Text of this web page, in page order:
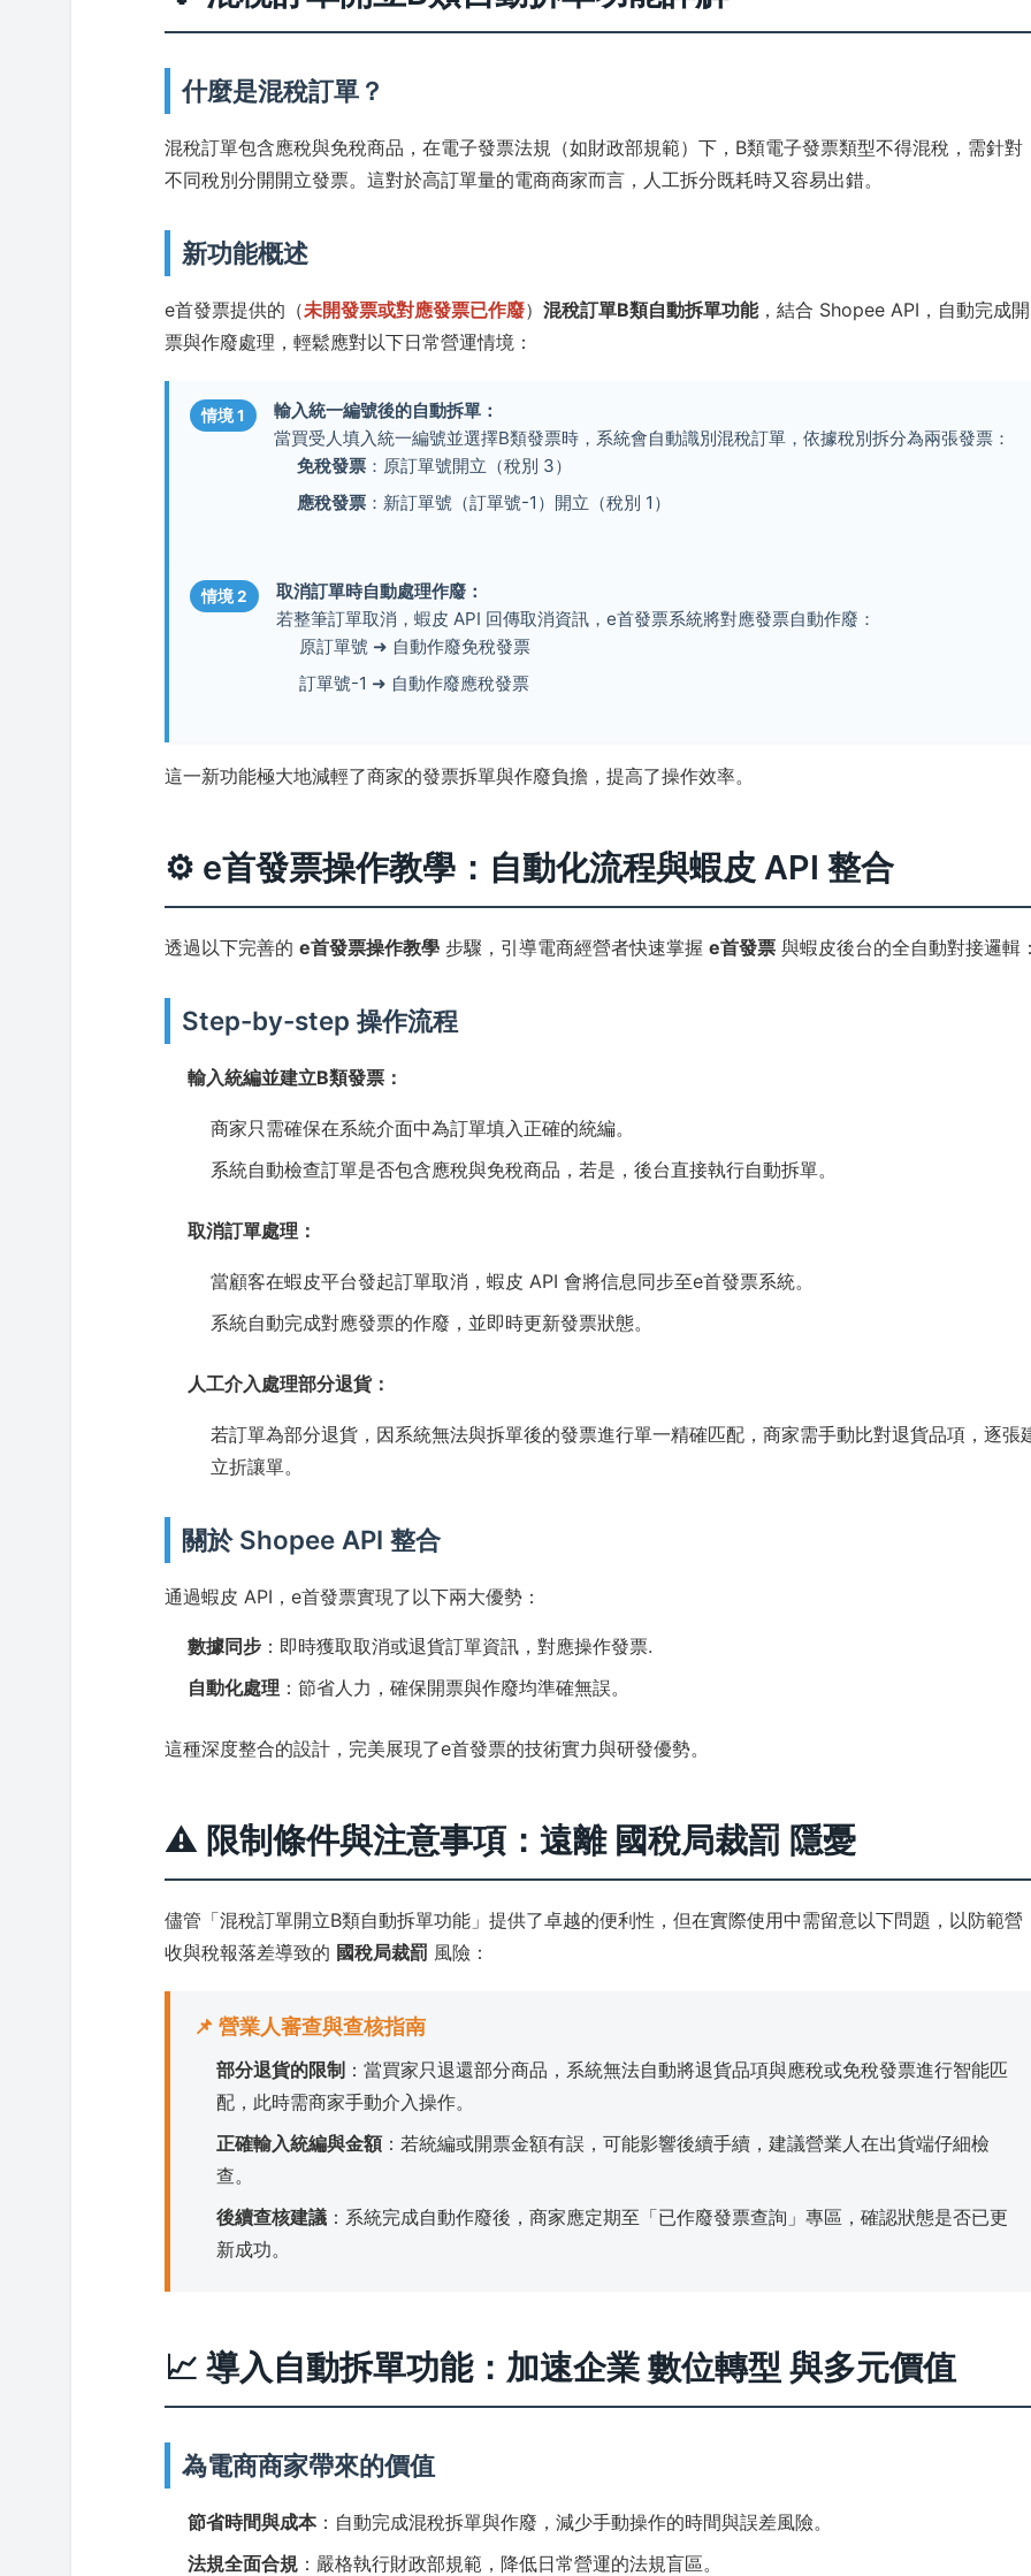
什麼是混稅訂單？
混稅訂單包含應稅與免稅商品，在電子發票法規（如財政部規範）下，B類電子發票類型不得混稅，需針對
不同稅別分開開立發票。這對於高訂單量的電商商家而言，人工拆分既耗時又容易出錯。
新功能概述
e首發票提供的（未開發票或對應發票已作廢）混稅訂單B類自動拆單功能，結合 Shopee API，自動完成開
票與作廢處理，輕鬆應對以下日常營運情境：
情境 1
輸入統一編號後的自動拆單：
當買受人填入統一編號並選擇B類發票時，系統會自動識別混稅訂單，依據稅別拆分為兩張發票：
免稅發票 ：原訂單號開立（稅別 3）
應稅發票 ：新訂單號（訂單號-1）開立（稅別 1）
情境 2
取消訂單時自動處理作廢：
若整筆訂單取消，蝦皮 API 回傳取消資訊，e首發票系統將對應發票自動作廢：
原訂單號 ➜ 自動作廢免稅發票
訂單號-1 ➜ 自動作廢應稅發票
這一新功能極大地減輕了商家的發票拆單與作廢負擔，提高了操作效率。
⚙️ e首發票操作教學：自動化流程與蝦皮 API 整合
透過以下完善的e首發票操作教學 步驟，引導電商經營者快速掌握e首發票 與蝦皮後台的全自動對接邏輯
Step-by-step 操作流程
輸入統編並建立B類發票：
商家只需確保在系統介面中為訂單填入正確的統編。
系統自動檢查訂單是否包含應稅與免稅商品，若是，後台直接執行自動拆單。
取消訂單處理：
當顧客在蝦皮平台發起訂單取消，蝦皮 API 會將信息同步至e首發票系統。
系統自動完成對應發票的作廢，並即時更新發票狀態。
人工介入處理部分退貨：
若訂單為部分退貨，因系統無法與拆單後的發票進行單一精確匹配，商家需手動比對退貨品項，逐張
立折讓單。
關於 Shopee API 整合
通過蝦皮 API，e首發票實現了以下兩大優勢：
數據同步 ：即時獲取取消或退貨訂單資訊，對應操作發票.
自動化處理 ：節省人力，確保開票與作廢均準確無誤。
這種深度整合的設計，完美展現了e首發票的技術實力與研發優勢。
⚠️ 限制條件與注意事項：遠離 國稅局裁罰 隱憂
儘管「混稅訂單開立B類自動拆單功能」提供了卓越的便利性，但在實際使用中需留意以下問題，以防範營
收與稅報落差導致的 國稅局裁罰 風險：
📌 營業人審查與查核指南
部分退貨的限制 ：當買家只退還部分商品，系統無法自動將退貨品項與應稅或免稅發票進行智能匹
配，此時需商家手動介入操作。
正確輸入統編與金額：若統編或開票金額有誤，可能影響後續手續，建議營業人在出貨端仔細檢
查。
後續查核建議 ：系統完成自動作廢後，商家應定期至「已作廢發票查詢」專區，確認狀態是否已更
新成功。
📈 導入自動拆單功能：加速企業 數位轉型 與多元價值
為電商商家帶來的價值
節省時間與成本：自動完成混稅拆單與作廢，減少手動操作的時間與誤差風險。
法規全面合規 ：嚴格執行財政部規範，降低日常營運的法規盲區。